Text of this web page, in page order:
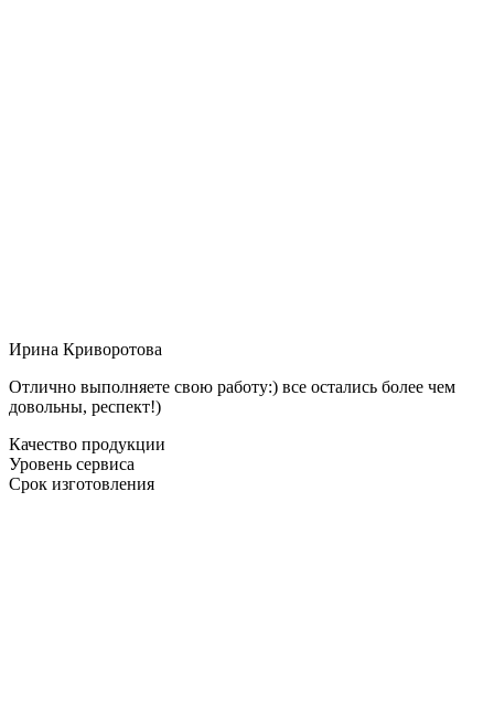
Ирина Криворотова
Отлично выполняете свою работу:) все остались более чем
довольны, респект!)
Качество продукции
Уровень сервиса
Срок изготовления